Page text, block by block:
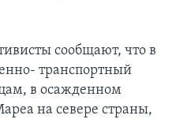
сообщают, что в
транспортный
в осажденном
на севере страны,